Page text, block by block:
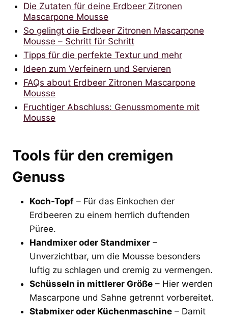
Die Zutaten für deine Erdbeer Zitronen
Mascarpone Mousse
So gelingt die Erdbeer Zitronen Mascarpone
Mousse – Schritt für Schritt
Tipps für die perfekte Textur und mehr
Ideen zum Verfeinern und Servieren
FAQs about Erdbeer Zitronen Mascarpone
Mousse
Fruchtiger Abschluss: Genussmomente mit
Mousse
Tools für den cremigen
Genuss
Koch-Topf – Für das Einkochen der
Erdbeeren zu einem herrlich duftenden
Püree.
Handmixer oder Standmixer –
Unverzichtbar, um die Mousse besonders
luftig zu schlagen und cremig zu vermengen.
Schüsseln in mittlerer Größe – Hier werden
Mascarpone und Sahne getrennt vorbereitet.
Stabmixer oder Küchenmaschine – Damit